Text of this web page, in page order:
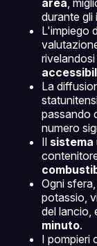
durante gli
L'impiego
La
passando
numero
Il sistema
Ogni
potassio,
del lancio,
minuto.
I pompieri